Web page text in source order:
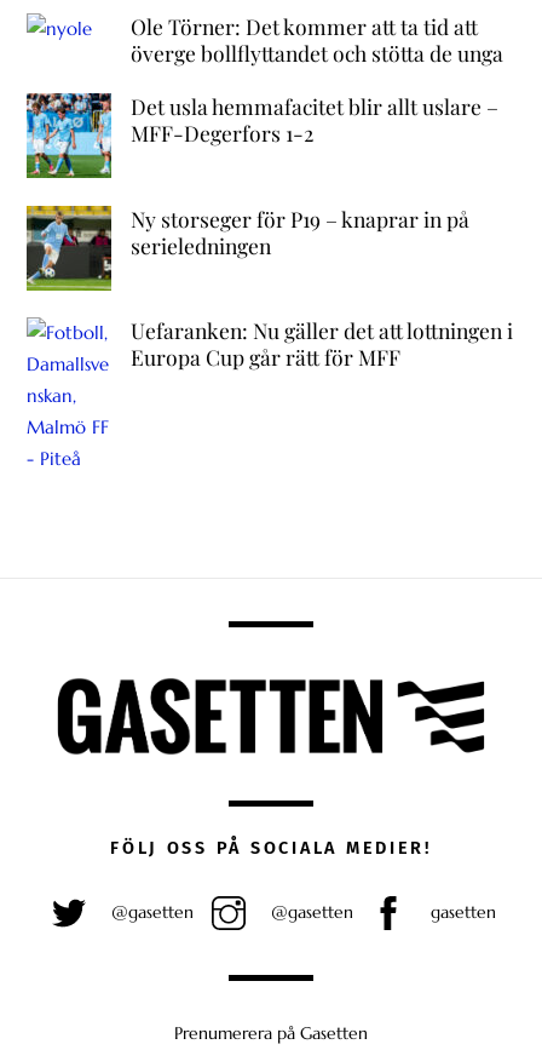
Ole Törner: Det kommer att ta tid att
överge bollflyttandet och stötta de unga
Det usla hemmafacitet blir allt uslare –
MFF-Degerfors 1-2
Ny storseger för P19 – knaprar in på
serieledningen
Uefaranken: Nu gäller det att lottningen i
Europa Cup går rätt för MFF
FÖLJ OSS PÅ SOCIALA MEDIER!
@gasetten @gasetten gasetten
Prenumerera på Gasetten